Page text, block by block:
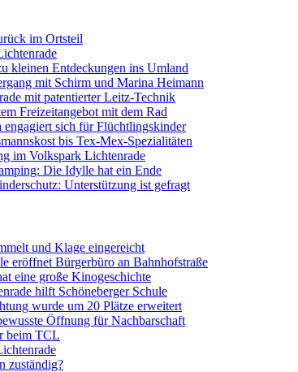
im Ortsteil
kleinen Entdeckungen ins Umland
mit Schirm und Marina Heimann
mit patentierter Leitz-Technik
Freizeitangebot mit dem Rad
sich für Flüchtlingskinder
bis Tex-Mex-Spezialitäten
im Volkspark Lichtenrade
Die Idylle hat ein Ende
Unterstützung ist gefragt
und Klage eingereicht
eröffnet Bürgerbüro an Bahnhofstraße
eine große Kinogeschichte
hilft Schöneberger Schule
wurde um 20 Plätze erweitert
Öffnung für Nachbarschaft
beim TCL
zuständig?